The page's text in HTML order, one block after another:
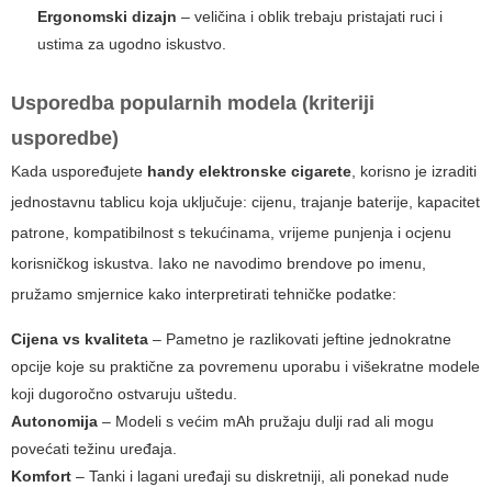
Ergonomski dizajn – veličina i oblik trebaju pristajati ruci i
ustima za ugodno iskustvo.
Usporedba popularnih modela (kriteriji
usporedbe)
Kada uspoređujete handy elektronske cigarete, korisno je izraditi
jednostavnu tablicu koja uključuje: cijenu, trajanje baterije, kapacitet
patrone, kompatibilnost s tekućinama, vrijeme punjenja i ocjenu
korisničkog iskustva. Iako ne navodimo brendove po imenu,
pružamo smjernice kako interpretirati tehničke podatke:
Cijena vs kvaliteta – Pametno je razlikovati jeftine jednokratne
opcije koje su praktične za povremenu uporabu i višekratne modele
koji dugoročno ostvaruju uštedu.
Autonomija – Modeli s većim mAh pružaju dulji rad ali mogu
povećati težinu uređaja.
Komfort – Tanki i lagani uređaji su diskretniji, ali ponekad nude